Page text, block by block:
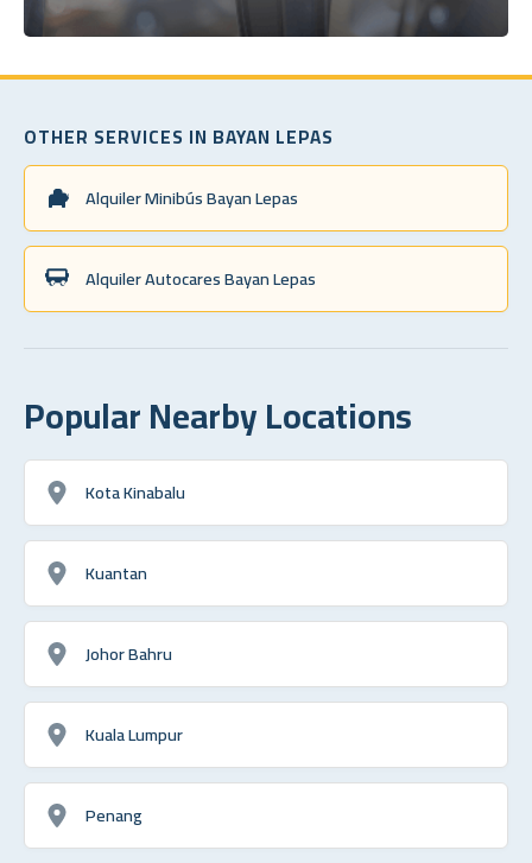
OTHER SERVICES IN BAYAN LEPAS
Alquiler Minibús Bayan Lepas
Alquiler Autocares Bayan Lepas
Popular Nearby Locations
Kota Kinabalu
Kuantan
Johor Bahru
Kuala Lumpur
Penang